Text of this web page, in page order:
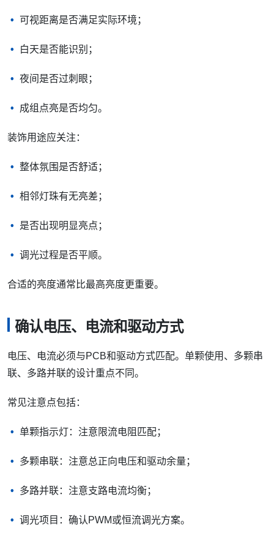
可视距离是否满足实际环境；
白天是否能识别；
夜间是否过刺眼；
成组点亮是否均匀。
装饰用途应关注：
整体氛围是否舒适；
相邻灯珠有无亮差；
是否出现明显亮点；
调光过程是否平顺。
合适的亮度通常比最高亮度更重要。
确认电压、电流和驱动方式
电压、电流必须与PCB和驱动方式匹配。单颗使用、多颗串
联、多路并联的设计重点不同。
常见注意点包括：
单颗指示灯：注意限流电阻匹配；
多颗串联：注意总正向电压和驱动余量；
多路并联：注意支路电流均衡；
调光项目：确认PWM或恒流调光方案。